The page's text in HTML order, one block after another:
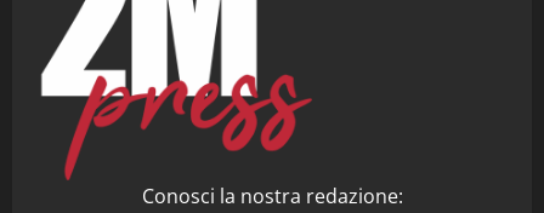
Conosci la nostra redazione: